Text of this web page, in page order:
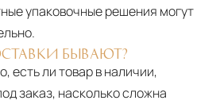
упаковочные решения могут
БЫВАЮТ?
есть ли товар в наличии,
заказ, насколько сложна